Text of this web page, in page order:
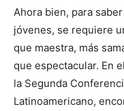
Ahora bien, para
jóvenes, se requiere
que maestra, más
que espectacular. En
la Segunda
Latinoamericano,